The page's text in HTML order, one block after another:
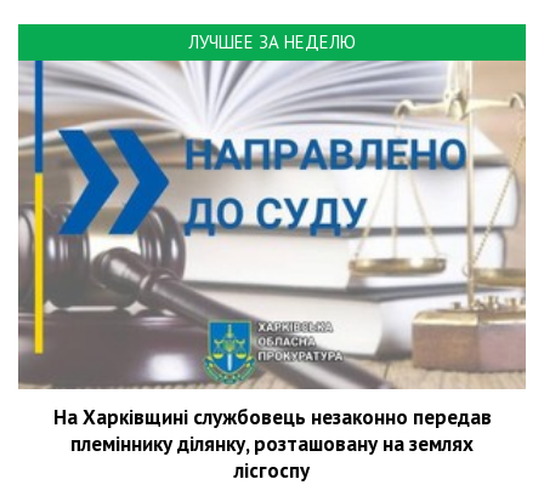
ЛУЧШЕЕ ЗА НЕДЕЛЮ
На Харківщині службовець незаконно передав
племіннику ділянку, розташовану на землях
лісгоспу